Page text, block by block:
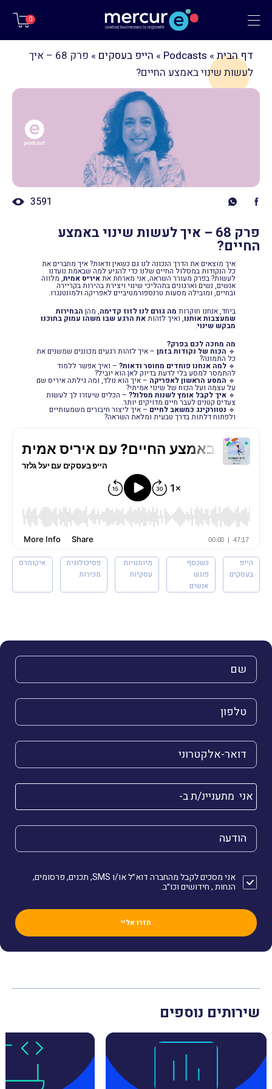
תפריט 0
דף הבית»
Podcasts
» הייפ בעסקים »
פרק 68 – איך
לעשות שינוי באמצע החיים?
3591
פרק 68 – איך לעשות שינוי באמצע
החיים?
איך מוצאים את הדרך הנכונה לנו גם כשאין ודאות? איך מחברים את
כל הנקודות במסלול החיים שלנו כדי להגיע למה שבאמת נועדנו
לעשות? בפרק מעורר השראה, אני מארחת אתאיריס אמית, מלווה
אנשים, נשים וארגונים בתהליכי שינוי ויצירת בהירות בקריירה
ובחיים, ומובילה מסעות טרנספורמטיביים לאפריקה ולמונטנגרו.
ביחד, אנחנו חוקרות מה גורם לנו לזוז קדימה, מהן הבחירות
שמעצבות אותנו, ואיך לזהותאת הרגע שבו משהו עמוק בתוכנו
מבקש שינוי.
מה מחכה לכם בפרק?
🔹 הכוח של נקודות בזמן – איך לזהות רגעים מכוננים שמשנים את
כל התמונה?
🔹 למה אנחנו פוחדים מחוסר ודאות? – ואיך אפשר ללמוד
להתמסר למסע בלי לדעת בדיוק לאן הוא יוביל?
🔹 המסע הראשון לאפריקה – איך הוא נולד, ומה גילתה איריס שם
על עצמה ועל הכוח של שינוי אמיתי?
🔹 איך לקבל אומץ לשנות מסלול? – הכלים שיעזרו לך לעשות
צעדים קטנים לעבר חיים מדויקים יותר.
🔹 נטוורקינג כמשאב לחיים – איך ליצור חיבורים משמעותיים
ולפתוח דלתות בדרך טבעית ומלאת השראה?
הייפ
בעסקים
כשכסף
פוגש
אנשים
מיומנויות
עסקיות
פסיכולוגית
מכירות
איקומרס
השם שלך (חובה)
הטלפון שלך (חובה)
הדואר האלקטרוני שלך (חובה)
אני מתעניינ/ת ב-
הודעה
אני מסכים לקבל מהחברה דוא״ל או/ו SMS, תכנים, פרסומים,
הנחות , חידושים וכו״ב.
שירותים נוספים